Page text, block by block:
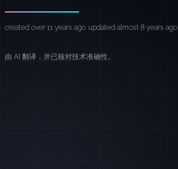
created over 11 years ago updated almost 8 years ago
由 AI 翻译，并已核对技术准确性。